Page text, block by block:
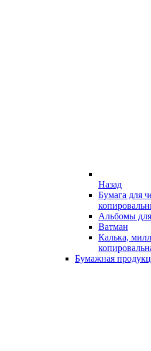
Назад
Бумага для
Альбомы
Ватман
Калька,
Бумажная